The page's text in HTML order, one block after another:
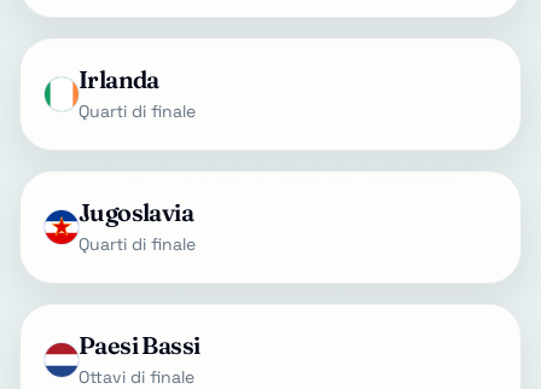
Irlanda
Quarti di finale
Jugoslavia
Quarti di finale
Paesi Bassi
Ottavi di finale